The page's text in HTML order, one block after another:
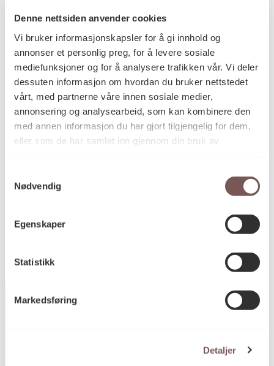
Denne nettsiden anvender cookies
Vi bruker informasjonskapsler for å gi innhold og
annonser et personlig preg, for å levere sosiale
mediefunksjoner og for å analysere trafikken vår. Vi deler
dessuten informasjon om hvordan du bruker nettstedet
vårt, med partnerne våre innen sosiale medier,
annonsering og analysearbeid, som kan kombinere den
med annen informasjon du har gjort tilgjengelig for dem,
eller som de har samlet inn gjennom din bruk av
Nødvendig
Egenskaper
Statistikk
Markedsføring
Detaljer
Kategori Maleri
Mål
Bredde: 20cm
Høyde: 25cm
Diameter: 0cm